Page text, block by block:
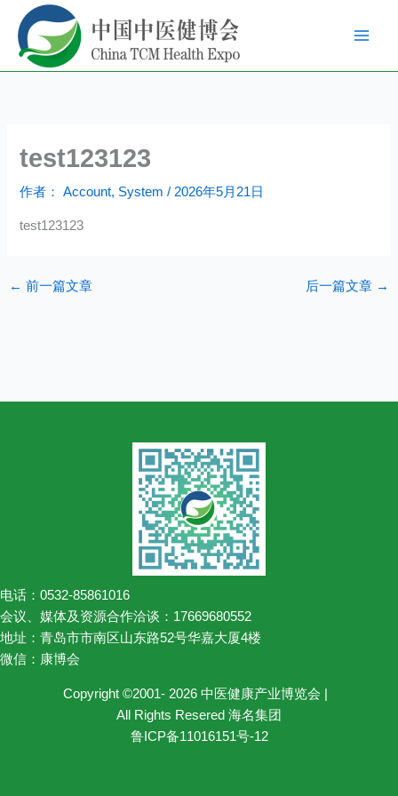
容
test123123
作者： Account, System/2026年5月21日
test123123
← 前一篇文章 后一篇文章 →
电话：0532-85861016
会议、媒体及资源合作洽谈：17669680552
地址：青岛市市南区山东路52号华嘉大厦4楼
微信：康博会
Copyright ©2001- 2026 中医健康产业博览会 |
All Rights Resered 海名集团
鲁ICP备11016151号-12